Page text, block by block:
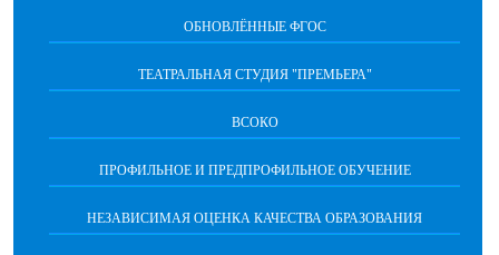
ОБНОВЛЁННЫЕ ФГОС
ТЕАТРАЛЬНАЯ СТУДИЯ "ПРЕМЬЕРА"
ВСОКО
ПРОФИЛЬНОЕ И ПРЕДПРОФИЛЬНОЕ ОБУЧЕНИЕ
НЕЗАВИСИМАЯ ОЦЕНКА КАЧЕСТВА ОБРАЗОВАНИЯ